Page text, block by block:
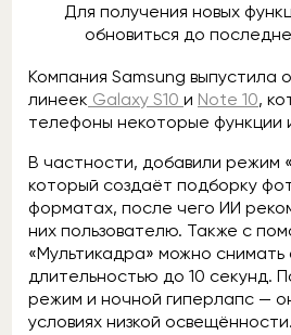
Для получения новых
обновиться до
Компания Samsung выпустила
линеек Galaxy S10 и Note 10,
телефоны некоторые функции
В частности, добавили режим
который создаёт подборку
форматах, после чего ИИ
них пользователю. Также с
«Мультикадра» можно
длительностью до 10 секунд.
режим и ночной гиперлапс —
условиях низкой освещённости.